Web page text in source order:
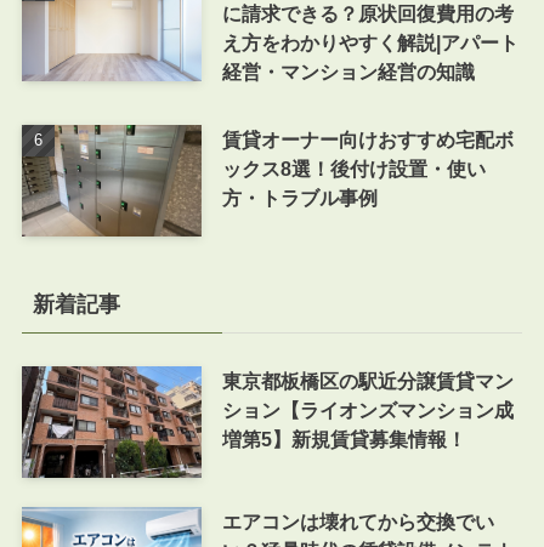
に請求できる？原状回復費用の考
え方をわかりやすく解説|アパート
経営・マンション経営の知識
賃貸オーナー向けおすすめ宅配ボ
ックス8選！後付け設置・使い
方・トラブル事例
新着記事
東京都板橋区の駅近分譲賃貸マン
ション【ライオンズマンション成
増第5】新規賃貸募集情報！
エアコンは壊れてから交換でい